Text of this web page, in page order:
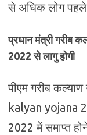
से अधिक लोग
प्रधान मंत्री गरीब
2022 से लागु होगी
पीएम गरीब
kalyan yojana
2022 में समाप्त